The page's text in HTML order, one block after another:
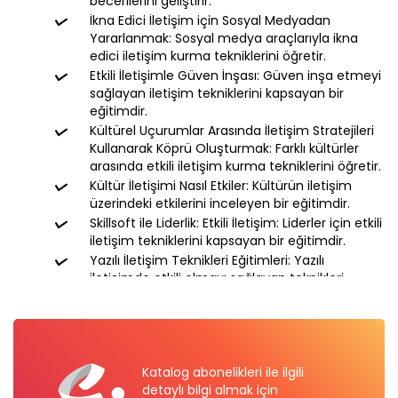
İkna Edici İletişim için Sosyal Medyadan
Yararlanmak: Sosyal medya araçlarıyla ikna
edici iletişim kurma tekniklerini öğretir.
Etkili İletişimle Güven İnşası: Güven inşa etmeyi
sağlayan iletişim tekniklerini kapsayan bir
eğitimdir.
Kültürel Uçurumlar Arasında İletişim Stratejileri
Kullanarak Köprü Oluşturmak: Farklı kültürler
arasında etkili iletişim kurma tekniklerini öğretir.
Kültür İletişimi Nasıl Etkiler: Kültürün iletişim
üzerindeki etkilerini inceleyen bir eğitimdir.
Skillsoft ile Liderlik: Etkili İletişim: Liderler için etkili
iletişim tekniklerini kapsayan bir eğitimdir.
Yazılı İletişim Teknikleri Eğitimleri: Yazılı
iletişimde etkili olmayı sağlayan teknikleri
Temel İletişim Becerileri: Temel iletişim
iletişim kurma becerilerini geliştirir.
Kaynak Dergisi Makaleleri: Etkili İletişim: Etkili
Katalog abonelikleri ile ilgili
detaylı bilgi almak için